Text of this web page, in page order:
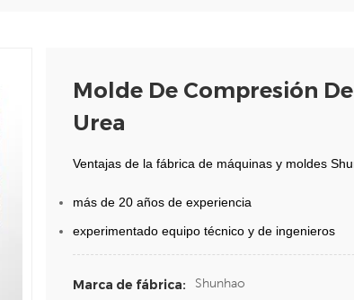
Molde De Compresión
Urea
Ventajas de la fábrica de máquinas y moldes
más de 20 años de experiencia
experimentado equipo técnico y de ingenieros
Marca de fábrica: Shunhao